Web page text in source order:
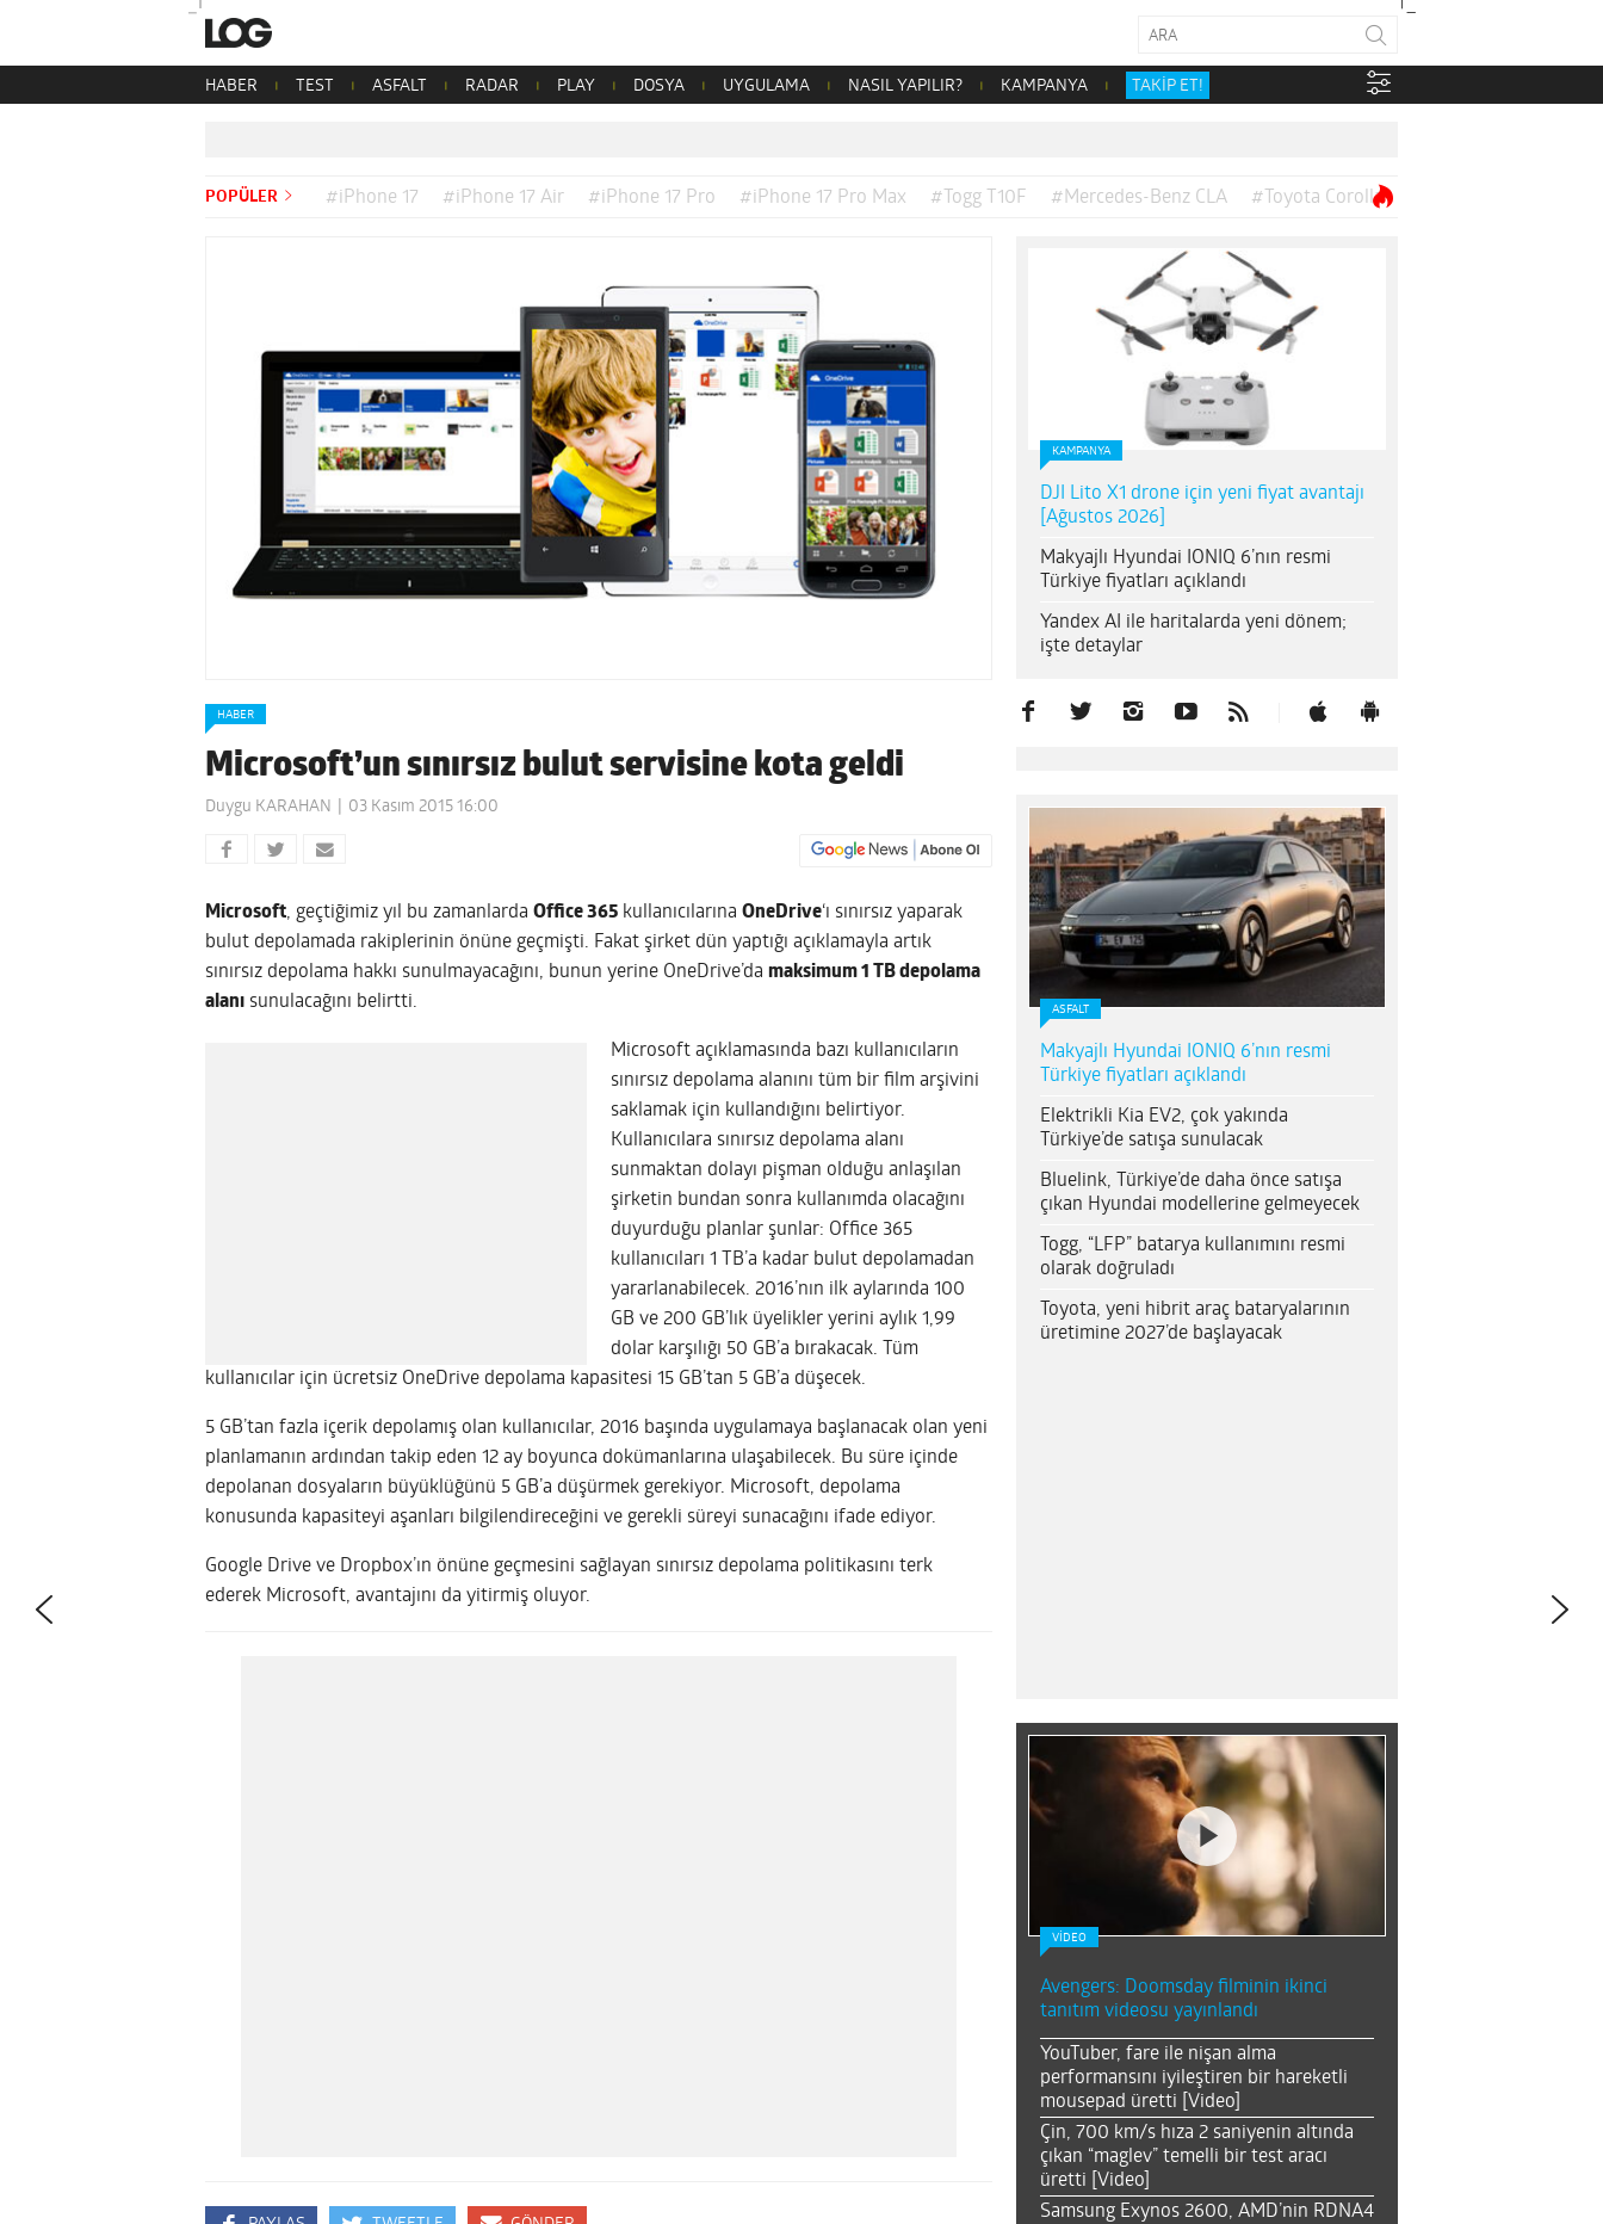
HABER TEST ASFALT RADAR PLAY DOSYA UYGULAMA NASIL YAPILIR? KAMPANYA TAKİP ET!
POPÜLER #iPhone 17 #iPhone 17 Air #iPhone 17 Pro #iPhone 17 Pro Max #Togg T10F #Mercedes-Benz CLA #Toyota Corolla
HABER
Microsoft’un sınırsız bulut servisine kota geldi
Duygu KARAHAN 03 Kasım 2015 16:00
Microsoft, geçtiğimiz yıl bu zamanlarda Office 365 kullanıcılarına OneDrive‘ı sınırsız yaparak
bulut depolamada rakiplerinin önüne geçmişti. Fakat şirket dün yaptığı açıklamayla artık
sınırsız depolama hakkı sunulmayacağını, bunun yerine OneDrive’da maksimum 1 TB depolama
alanı sunulacağını belirtti.
Microsoft açıklamasında bazı kullanıcıların
sınırsız depolama alanını tüm bir film arşivini
saklamak için kullandığını belirtiyor.
Kullanıcılara sınırsız depolama alanı
sunmaktan dolayı pişman olduğu anlaşılan
şirketin bundan sonra kullanımda olacağını
duyurduğu planlar şunlar: Office 365
kullanıcıları 1 TB’a kadar bulut depolamadan
yararlanabilecek. 2016’nın ilk aylarında 100
GB ve 200 GB’lık üyelikler yerini aylık 1,99
dolar karşılığı 50 GB’a bırakacak. Tüm
kullanıcılar için ücretsiz OneDrive depolama kapasitesi 15 GB’tan 5 GB’a düşecek.
5 GB’tan fazla içerik depolamış olan kullanıcılar, 2016 başında uygulamaya başlanacak olan yeni
planlamanın ardından takip eden 12 ay boyunca dokümanlarına ulaşabilecek. Bu süre içinde
depolanan dosyaların büyüklüğünü 5 GB’a düşürmek gerekiyor. Microsoft, depolama
konusunda kapasiteyi aşanları bilgilendireceğini ve gerekli süreyi sunacağını ifade ediyor.
Google Drive ve Dropbox’ın önüne geçmesini sağlayan sınırsız depolama politikasını terk
ederek Microsoft, avantajını da yitirmiş oluyor.
KAMPANYA
DJI Lito X1 drone için yeni fiyat avantajı
[Ağustos 2026]
Makyajlı Hyundai IONIQ 6’nın resmi
Türkiye fiyatları açıklandı
Yandex AI ile haritalarda yeni dönem;
işte detaylar
ASFALT
Makyajlı Hyundai IONIQ 6’nın resmi
Türkiye fiyatları açıklandı
Elektrikli Kia EV2, çok yakında
Türkiye’de satışa sunulacak
Bluelink, Türkiye’de daha önce satışa
çıkan Hyundai modellerine gelmeyecek
Togg, “LFP” batarya kullanımını resmi
olarak doğruladı
Toyota, yeni hibrit araç bataryalarının
üretimine 2027’de başlayacak
VİDEO
Avengers: Doomsday filminin ikinci
tanıtım videosu yayınlandı
YouTuber, fare ile nişan alma
performansını iyileştiren bir hareketli
mousepad üretti [Video]
Çin, 700 km/s hıza 2 saniyenin altında
çıkan “maglev” temelli bir test aracı
üretti [Video]
Samsung Exynos 2600, AMD’nin RDNA4